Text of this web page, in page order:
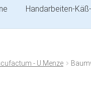
Handarbeiten-
- U.Menze